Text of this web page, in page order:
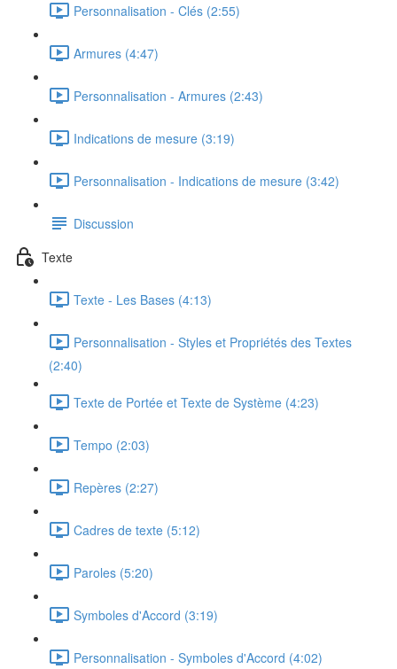
Personnalisation - Clés (2:55)
Armures (4:47)
Personnalisation - Armures (2:43)
Indications de mesure (3:19)
Personnalisation - Indications de mesure (3:42)
Discussion
Texte
Texte - Les Bases (4:13)
Personnalisation - Styles et Propriétés des Textes
(2:40)
Texte de Portée et Texte de Système (4:23)
Tempo (2:03)
Repères (2:27)
Cadres de texte (5:12)
Paroles (5:20)
Symboles d'Accord (3:19)
Personnalisation - Symboles d'Accord (4:02)